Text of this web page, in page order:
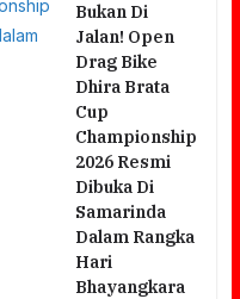
Bukan Di
Jalan! Open
Drag Bike
Dhira Brata
Cup
Championship
2026 Resmi
Dibuka Di
Samarinda
Dalam Rangka
Hari
Bhayangkara